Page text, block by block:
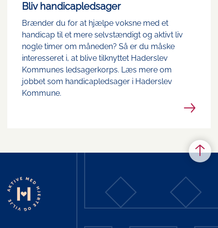
Bliv handicapledsager
Brænder du for at hjælpe voksne med et
handicap til et mere selvstændigt og aktivt liv
nogle timer om måneden? Så er du måske
interesseret i, at blive tilknyttet Haderslev
Kommunes ledsagerkorps. Læs mere om
jobbet som handicapledsager i Haderslev
Kommune.